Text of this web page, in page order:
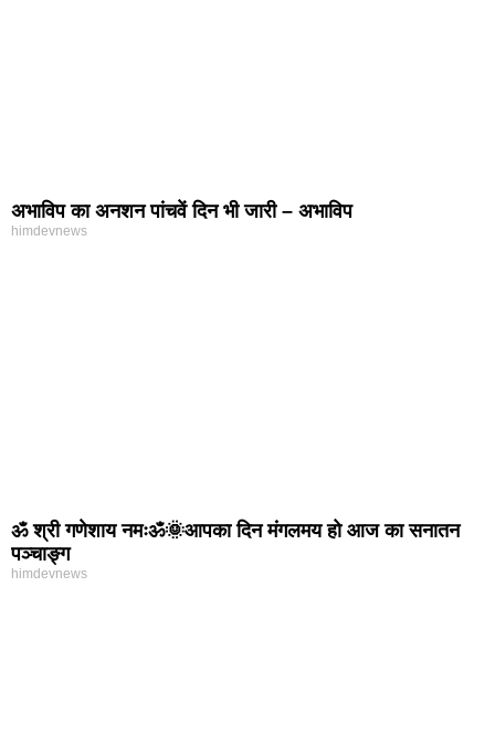
अभाविप का अनशन पांचवें दिन भी जारी – अभाविप
himdevnews
ॐ श्री गणेशाय नमःॐ🌞आपका दिन मंगलमय हो आज का सनातन
पञ्चाङ्ग
himdevnews